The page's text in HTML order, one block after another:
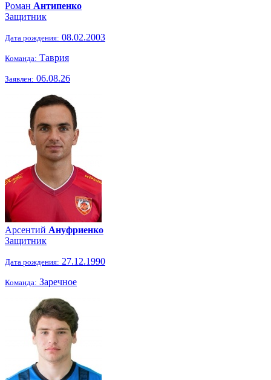
Роман Антипенко
Защитник
Дата рождения: 08.02.2003
Команда: Таврия
Заявлен: 06.08.26
Арсентий Ануфриенко
Защитник
Дата рождения: 27.12.1990
Команда: Заречное